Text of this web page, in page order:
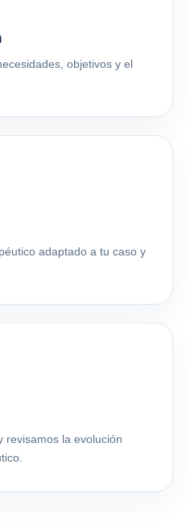
objetivos y el
adaptado a tu caso y
revisamos la evolución